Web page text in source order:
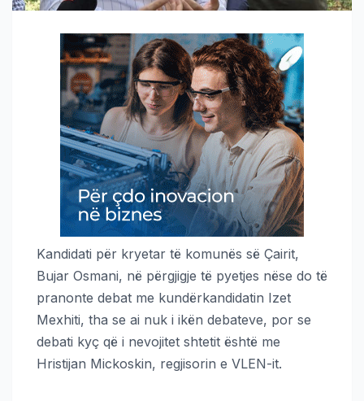
Kandidati për kryetar të komunës së Çairit,
Bujar Osmani, në përgjigje të pyetjes nëse do të
pranonte debat me kundërkandidatin Izet
Mexhiti, tha se ai nuk i ikën debateve, por se
debati kyç që i nevojitet shtetit është me
Hristijan Mickoskin, regjisorin e VLEN-it.